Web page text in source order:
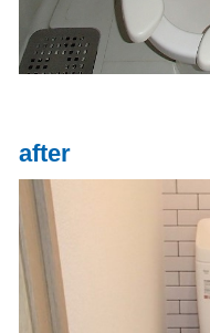
after